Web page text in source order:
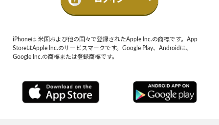
iPhoneは 米国および他の国々で登録されたApple Inc.の商標です。App
StoreはApple Inc.のサービスマークです。Google Play、Androidは、
Google Inc.の商標または登録商標です。